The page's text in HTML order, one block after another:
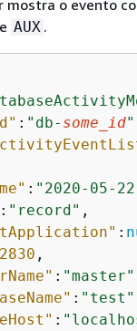
mostra o evento
AUX .
: "db- some_id"
: "2020-05-
: "record" ,
:
2830 ,
: "master"
: "test"
: